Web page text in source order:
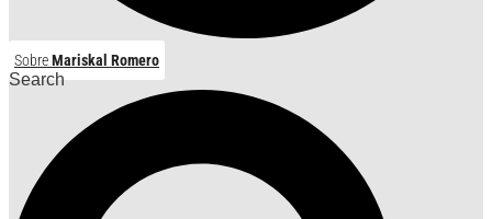
SobreMariskal Romero
Search